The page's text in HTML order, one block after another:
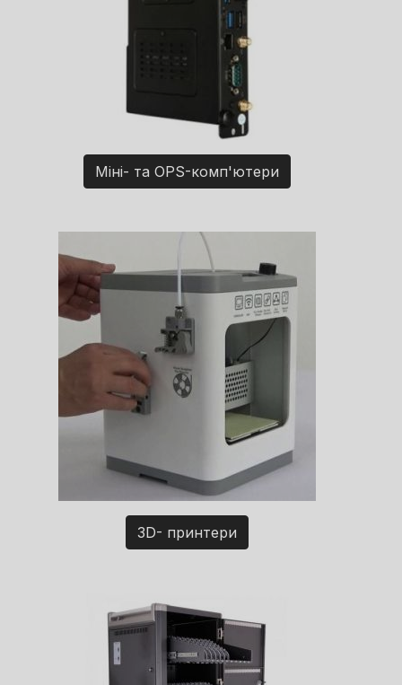
Міні- та OPS-комп'ютери
3D- принтери